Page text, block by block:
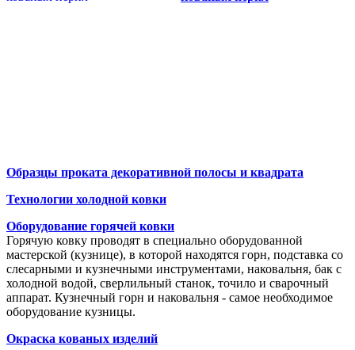
Образцы проката декоративной полосы и квадрата
Технологии холодной ковки
Оборудование горячей ковки
Горячую ковку проводят в специально оборудованной
мастерской (кузнице), в которой находятся горн, подставка со
слесарными и кузнечными инструментами, наковальня, бак с
холодной водой, сверлильный станок, точило и сварочный
аппарат. Кузнечный горн и наковальня - самое необходимое
оборудование кузницы.
Окраска кованых изделий